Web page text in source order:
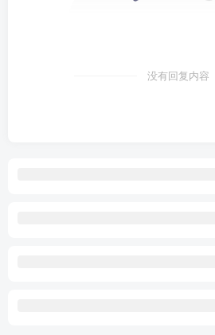
没有回复内容